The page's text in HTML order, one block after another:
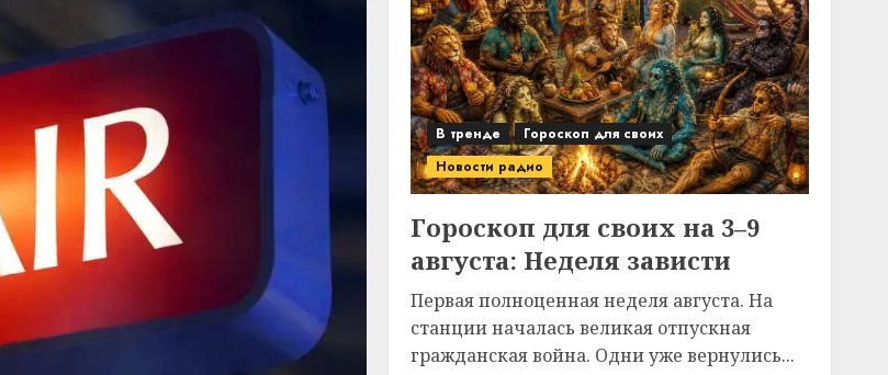
В тренде
Гороскоп для своих
Новости радио
Гороскоп для своих на 3–9
августа: Неделя зависти
Первая полноценная неделя августа. На
станции началась великая отпускная
гражданская война. Одни уже вернулись...